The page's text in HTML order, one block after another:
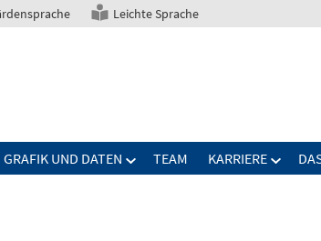
Leichte Sprache
GRAFIK UND DATEN TEAM KARRIERE